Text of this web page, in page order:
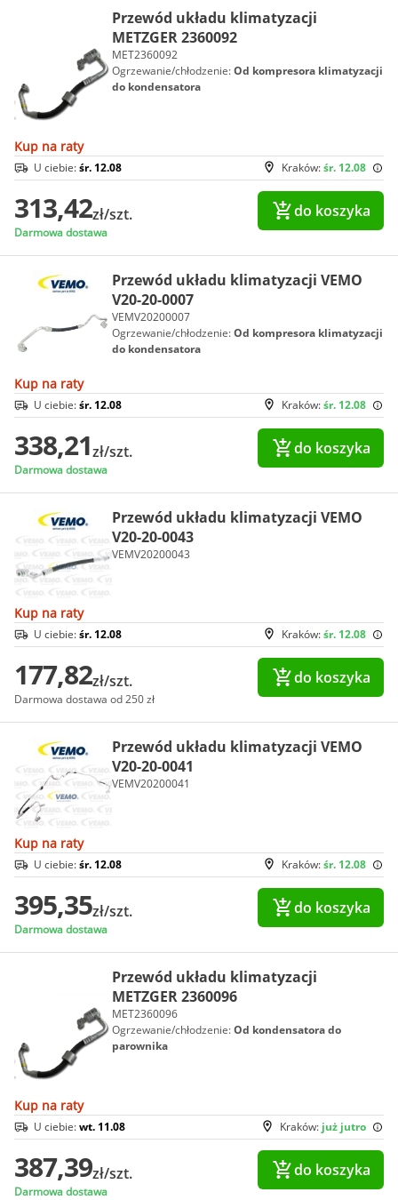
Przewód układu klimatyzacji
METZGER 2360092
MET2360092
Ogrzewanie/chłodzenie:Od kompresora klimatyzacji
do kondensatora
Kup na raty
Kraków:śr. 12.08
U ciebie:śr. 12.08
313,42zł/szt.
Darmowa dostawa
do koszyka
Przewód układu klimatyzacji VEMO
V20-20-0007
VEMV20200007
Ogrzewanie/chłodzenie:Od kompresora klimatyzacji
do kondensatora
Kup na raty
Kraków:śr. 12.08
U ciebie:śr. 12.08
338,21zł/szt.
Darmowa dostawa
do koszyka
Przewód układu klimatyzacji VEMO
V20-20-0043
VEMV20200043
Kup na raty
Kraków:śr. 12.08
U ciebie:śr. 12.08
177,82zł/szt.
Darmowa dostawa od 250 zł
do koszyka
Przewód układu klimatyzacji VEMO
V20-20-0041
VEMV20200041
Kup na raty
Kraków:śr. 12.08
U ciebie:śr. 12.08
395,35zł/szt.
Darmowa dostawa
do koszyka
Przewód układu klimatyzacji
METZGER 2360096
MET2360096
Ogrzewanie/chłodzenie:Od kondensatora do
parownika
Kup na raty
Kraków: już jutro
U ciebie:wt. 11.08
387,39zł/szt.
Darmowa dostawa
do koszyka